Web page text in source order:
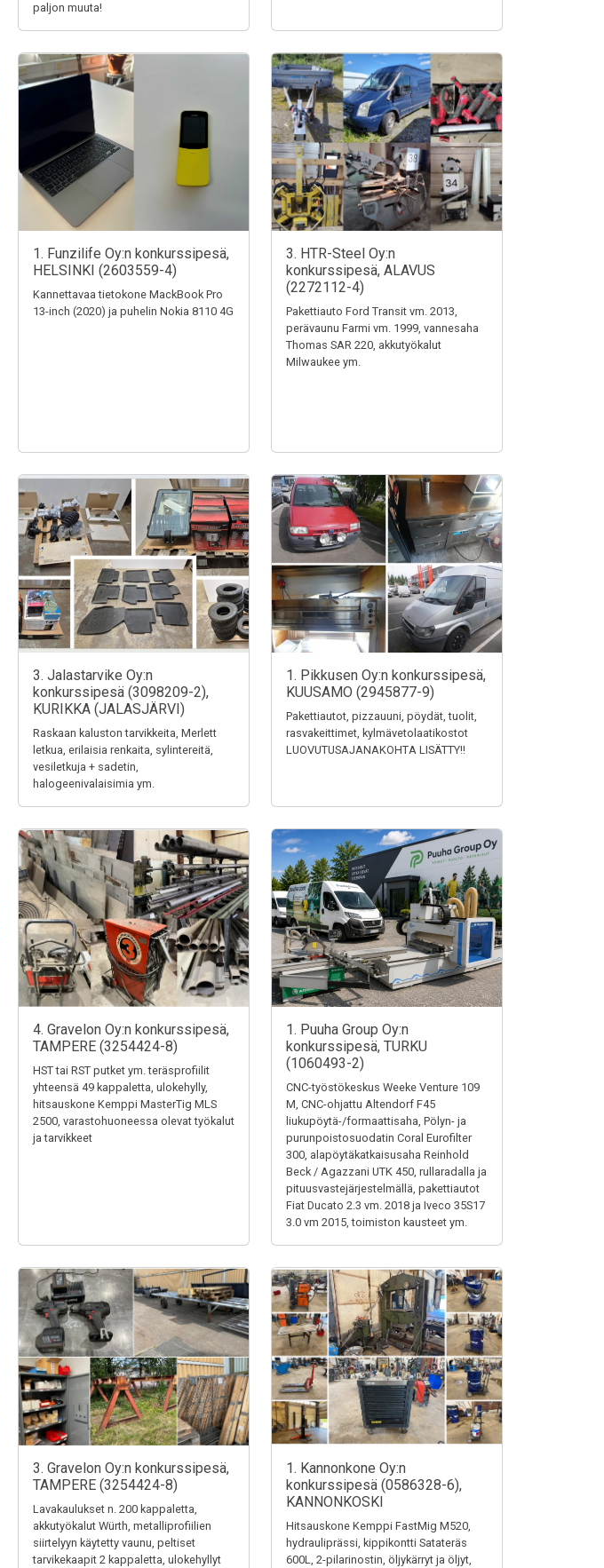
paljon muuta!
1. Funzilife Oy:n konkurssipesä,
HELSINKI (2603559-4)
Kannettavaa tietokone MackBook Pro
13-inch (2020) ja puhelin Nokia 8110 4G
3. HTR-Steel Oy:n
konkurssipesä, ALAVUS
(2272112-4)
Pakettiauto Ford Transit vm. 2013,
perävaunu Farmi vm. 1999, vannesaha
Thomas SAR 220, akkutyökalut
Milwaukee ym.
3. Jalastarvike Oy:n
konkurssipesä (3098209-2),
KURIKKA (JALASJÄRVI)
Raskaan kaluston tarvikkeita, Merlett
letkua, erilaisia renkaita, sylintereitä,
vesiletkuja + sadetin,
halogeenivalaisimia ym.
1. Pikkusen Oy:n konkurssipesä,
KUUSAMO (2945877-9)
Pakettiautot, pizzauuni, pöydät, tuolit,
rasvakeittimet, kylmävetolaatikostot
LUOVUTUSAJANAKOHTA LISÄTTY!!
4. Gravelon Oy:n konkurssipesä,
TAMPERE (3254424-8)
HST tai RST putket ym. teräsprofiilit
yhteensä 49 kappaletta, ulokehylly,
hitsauskone Kemppi MasterTig MLS
2500, varastohuoneessa olevat työkalut
ja tarvikkeet
1. Puuha Group Oy:n
konkurssipesä, TURKU
(1060493-2)
CNC-työstökeskus Weeke Venture 109
M, CNC-ohjattu Altendorf F45
liukupöytä-/formaattisaha, Pölyn- ja
purunpoistosuodatin Coral Eurofilter
300, alapöytäkatkaisusaha Reinhold
Beck / Agazzani UTK 450, rullaradalla ja
pituusvastejärjestelmällä, pakettiautot
Fiat Ducato 2.3 vm. 2018 ja Iveco 35S17
3.0 vm 2015, toimiston kausteet ym.
3. Gravelon Oy:n konkurssipesä,
TAMPERE (3254424-8)
Lavakaulukset n. 200 kappaletta,
akkutyökalut Würth, metalliprofiilien
siirtelyyn käytetty vaunu, peltiset
tarvikekaapit 2 kappaletta, ulokehyllyt
1. Kannonkone Oy:n
konkurssipesä (0586328-6),
KANNONKOSKI
Hitsauskone Kemppi FastMig M520,
hydrauliprässi, kippikontti Satateräs
600L, 2-pilarinostin, öljykärryt ja öljyt,